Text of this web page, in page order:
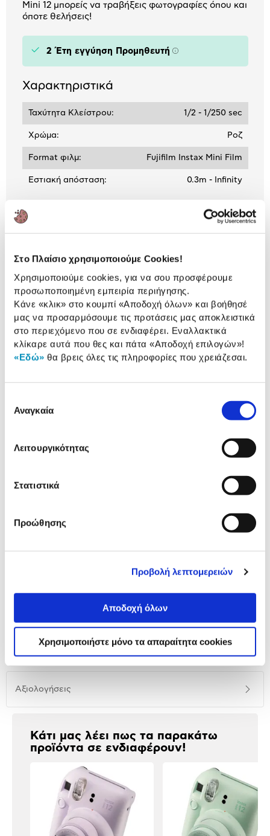
Στο Πλαίσιο χρησιμοποιούμε Cookies!
Χρησιμοποιούμε cookies, για να σου προσφέρουμε
προσωποποιημένη εμπειρία περιήγησης.
Κάνε «κλικ» στο κουμπί «Αποδοχή όλων» και βοήθησέ
μας να προσαρμόσουμε τις προτάσεις μας αποκλειστικά
στο περιεχόμενο που σε ενδιαφέρει. Εναλλακτικά
κλίκαρε αυτά που θες και πάτα «Αποδοχή επιλογών»!
«Εδώ» θα βρεις όλες τις πληροφορίες που χρειάζεσαι.
συγκατάθεσης
Αναγκαία
Λειτουργικότητας
Στατιστικά
Προώθησης
Προβολή λεπτομερειών
Αποδοχή όλων
Χρησιμοποιήστε μόνο τα απαραίτητα cookies
Mini 12 μπορείς να τραβήξεις φωτογραφίες όπου και
όποτε θελήσεις!
2 Έτη εγγύηση Προμηθευτή Πληροφορίες
Χαρακτηριστικά
Ταχύτητα Κλείστρου: 1/2 - 1/250 sec
Χρώμα: Ροζ
Format φιλμ: Fujifilm Instax Mini Film
Εστιακή απόσταση: 0.3m - Infinity
Fujifilm Instax Mini 12 Blossom
Pink
99,90 €
Συνδύασέτο με
Αναλυτική
Αναλυτική παρουσίαση
Προδιαγραφές
προϊόντος
Χαρακτηριστικά
Αξιολογήσεις
Κάτι μας λέει πως τα παρακάτω
προϊόντα σε ενδιαφέρουν!